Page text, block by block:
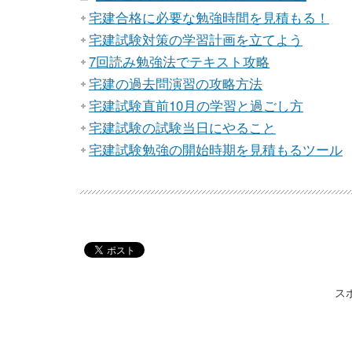
宅建合格に必要な勉強時間を見積もる！
宅建試験対策の学習計画を立てよう
7回読み勉強法でテキスト攻略
宅建の過去問演習の攻略方法
宅建試験直前10月の学習と過ごし方
宅建試験の試験当日にやること
宅建試験勉強の開始時期を見積もるツール
ス